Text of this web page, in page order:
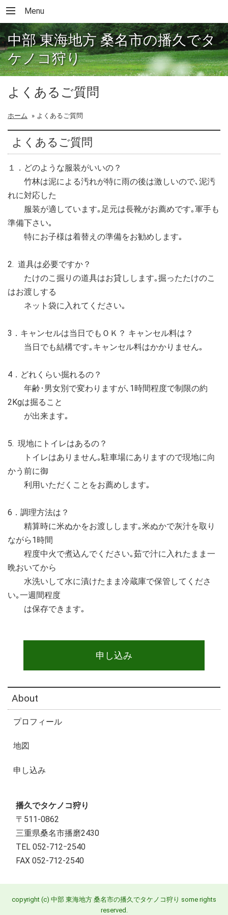
Menu
中部 東海地方 桑名市の播久でタ
ケノコ狩り
よくあるご質問
ホーム » よくあるご質問
よくあるご質問
１．どのような服装がいいの？
竹林は泥による汚れが特に雨の後は激しいので､泥汚
れに対応した
服装が適しています｡足元は長靴がお薦めです｡軍手も
準備下さい｡
特にお子様は着替えの準備をお勧めします｡
2. 道具は必要ですか？
たけのこ掘りの道具はお貸しします｡掘ったたけのこ
はお渡しする
ネット袋に入れてください｡
3．キャンセルは当日でもＯＫ？ キャンセル料は？
当日でも結構です｡キャンセル料はかかりません｡
4．どれくらい掘れるの？
年齢･男女別で変わりますが､1時間程度で制限の約
2Kgは掘ること
が出来ます｡
5. 現地にトイレはあるの？
トイレはありません｡駐車場にありますので現地に向
かう前に御
利用いただくことをお薦めします｡
6．調理方法は？
精算時に米ぬかをお渡しします｡米ぬかで灰汁を取り
ながら1時間
程度中火で煮込んでください｡茹で汁に入れたまま一
晩おいてから
水洗いして水に漬けたまま冷蔵庫で保管してくださ
い｡一週間程度
は保存できます｡
申し込み
About
プロフィール
地図
申し込み
播久でタケノコ狩り
〒511-0862
三重県桑名市播磨2430
TEL 052-712ｰ2540
FAX 052-712-2540
copyright (c) 中部 東海地方 桑名市の播久でタケノコ狩り some rights
reserved.